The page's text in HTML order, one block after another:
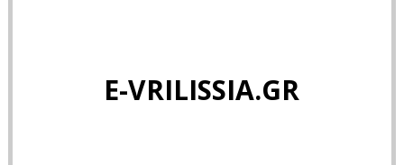
E-VRILISSIA.GR